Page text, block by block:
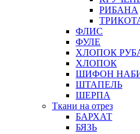
РИБАНА
ФЛИС
ФУЛЕ
ХЛОПОК
ХЛОПОК
ШИФОН
ШТАПЕЛЬ
ШЕРПА
Ткани на отрез
БАРХАТ
БЯЗЬ